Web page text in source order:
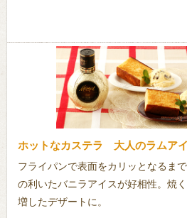
ホットなカステラ 大人のラムア
フライパンで表面をカリッとなるま
の利いたバニラアイスが好相性。焼
増したデザートに。